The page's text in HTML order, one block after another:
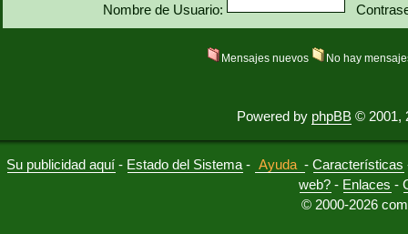
Nombre de Usuario:
Mensajes nuevos No hay
Powered by phpBB © 2001,
Su publicidad aquí - Estado del Sistema - Ayuda -Características
web? - Enlaces -
© 2000-2026